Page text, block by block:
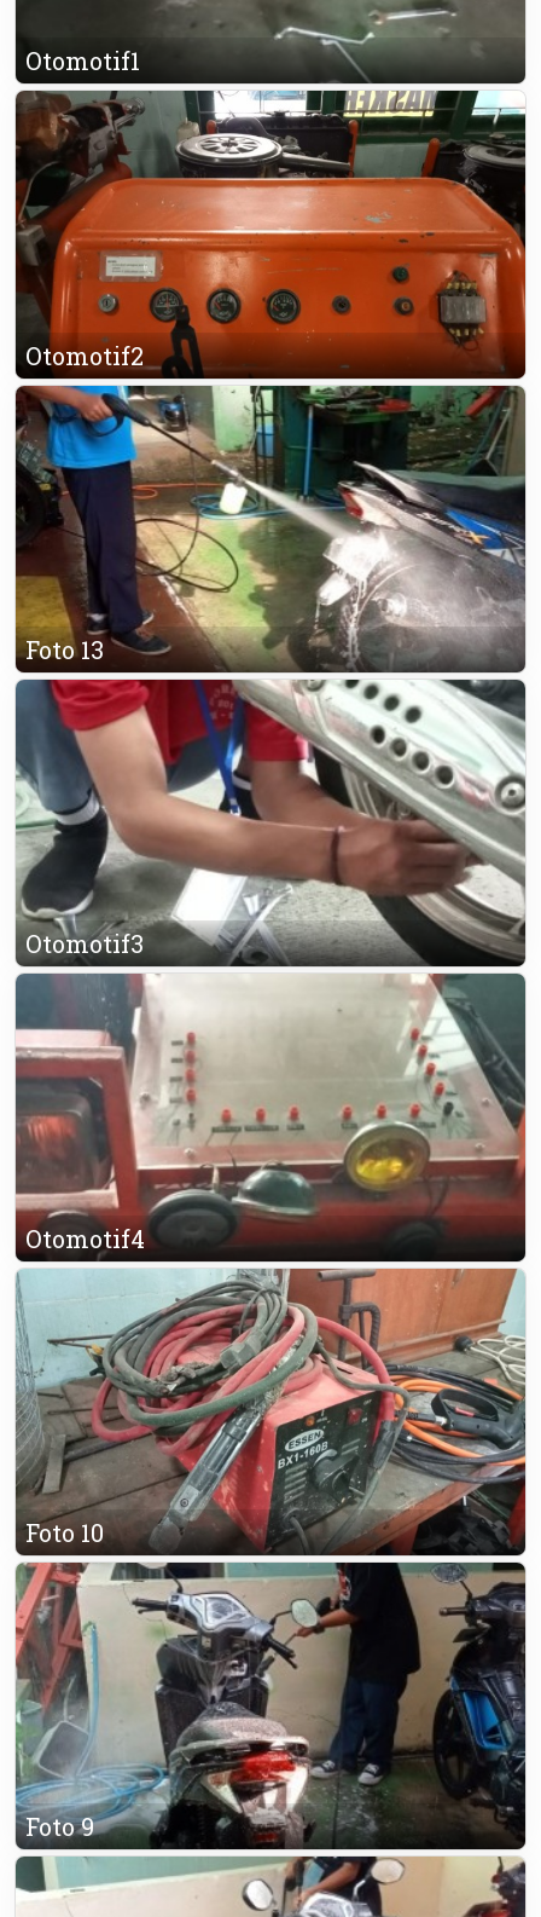
Otomotif1
Otomotif2
Foto 13
Otomotif3
Otomotif4
Foto 10
Foto 9